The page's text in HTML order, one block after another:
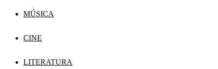
MÚSICA
CINE
LITERATURA